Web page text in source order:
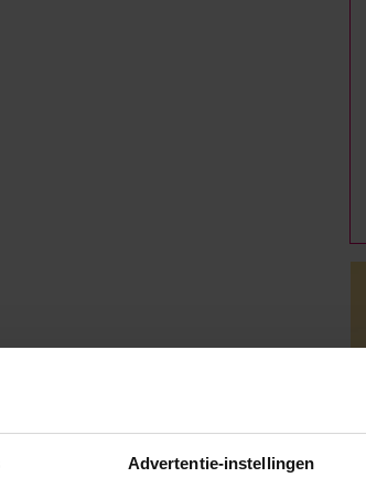
Advertentie-instellingen